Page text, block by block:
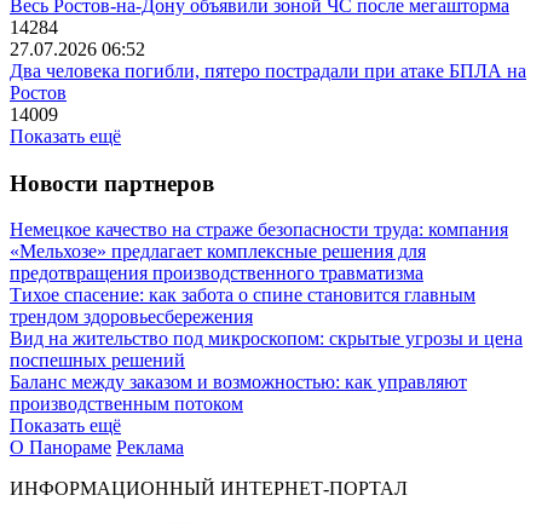
Весь Ростов-на-Дону объявили зоной ЧС после мегашторма
14284
27.07.2026 06:52
Два человека погибли, пятеро пострадали при атаке БПЛА на
Ростов
14009
Показать ещё
Новости партнеров
Немецкое качество на страже безопасности труда: компания
«Мельхозе» предлагает комплексные решения для
предотвращения производственного травматизма
Тихое спасение: как забота о спине становится главным
трендом здоровьесбережения
Вид на жительство под микроскопом: скрытые угрозы и цена
поспешных решений
Баланс между заказом и возможностью: как управляют
производственным потоком
Показать ещё
О Панораме Реклама
ИНФОРМАЦИОННЫЙ ИНТЕРНЕТ-ПОРТАЛ